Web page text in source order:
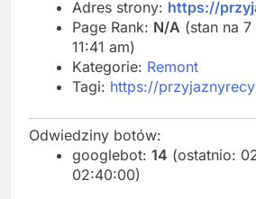
Adres strony: https://
Page Rank: N/A (stan na
11:41 am)
Kategorie: Remont
Tagi: https://
Odwiedziny botów:
googlebot: 14 (ostatnio:
02:40:00)